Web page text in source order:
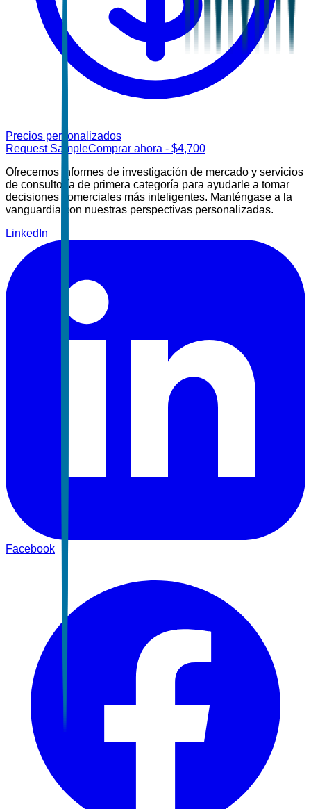
Precios personalizados
Request SampleComprar ahora - $4,700
Ofrecemos informes de investigación de mercado y servicios
de consultoría de primera categoría para ayudarle a tomar
decisiones comerciales más inteligentes. Manténgase a la
vanguardia con nuestras perspectivas personalizadas.
LinkedIn
Facebook